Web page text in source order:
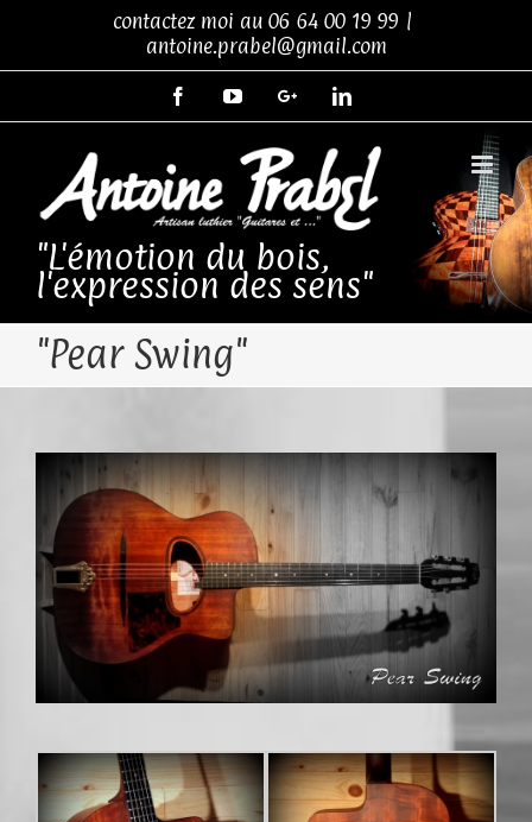
content
contactez moi au 06 64 00 19 99 |
antoine.prabel@gmail.com
FacebookYouTubeGoogle+LinkedIn
"L'émotion du bois,
l'expression des sens"
"Pear Swing"